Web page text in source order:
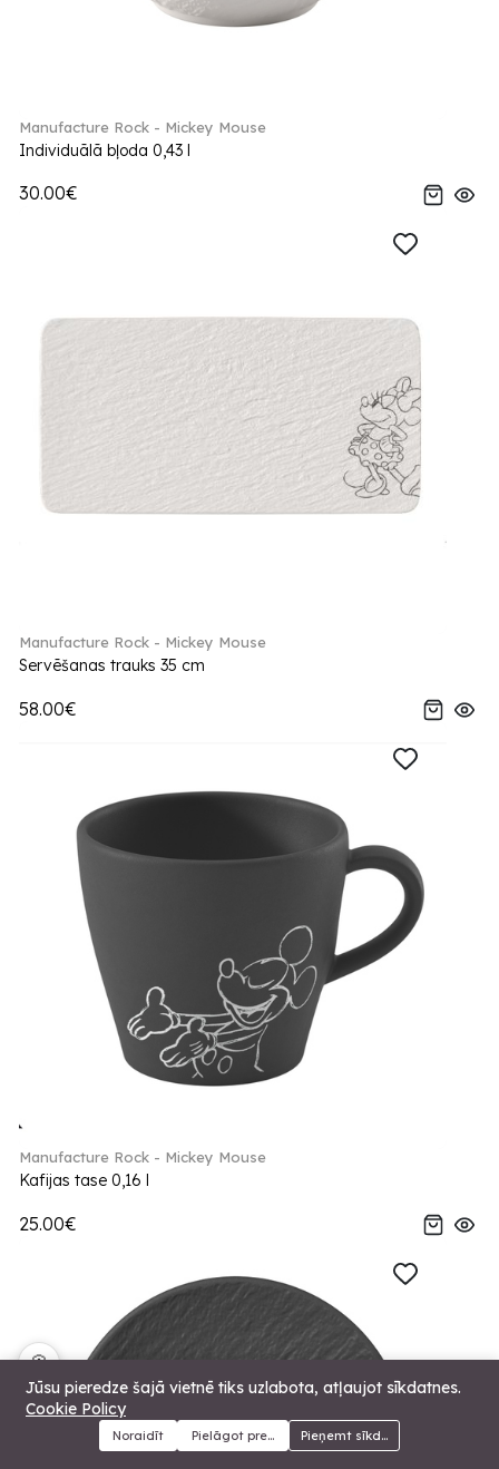
Menu Kategorijas Meklēt Grozs
Manufacture Rock - Mickey Mouse
Individuālā bļoda 0,43 l
30.00€
Manufacture Rock - Mickey Mouse
Servēšanas trauks 35 cm
58.00€
Manufacture Rock - Mickey Mouse
Kafijas tase 0,16 l
25.00€
Jūsu pieredze šajā vietnē tiks uzlabota, atļaujot sīkdatnes.
Cookie Policy
Noraidīt Pielāgot preferencesPieņemt sīkdatnes
🍪